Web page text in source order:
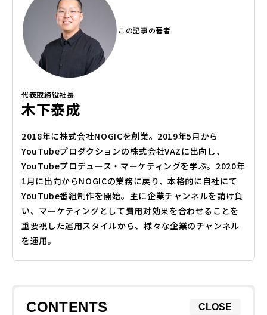
この記事の著者
代表取締役社長
木下泰成
2018年に株式会社NOGICを創業。2019年5月から
YouTubeプロダクションの株式会社VAZに出向し、
YouTubeプロデュース・マーケティングを学ぶ。2020年
1月に出向からNOGICの業務に戻り、本格的に自社にて
YouTube番組制作を開始。主に企業チャンネルを請け負
い、マーケティングとして費用対効果を合わせることを
重要視した運用スタイルから、様々な企業のチャンネル
を運用。
CONTENTS CLOSE